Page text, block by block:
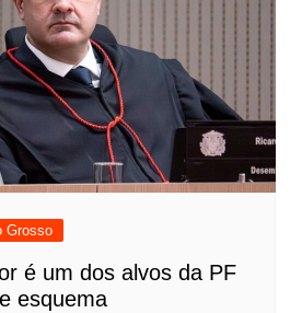
Grosso
é um dos alvos da PF
esquema